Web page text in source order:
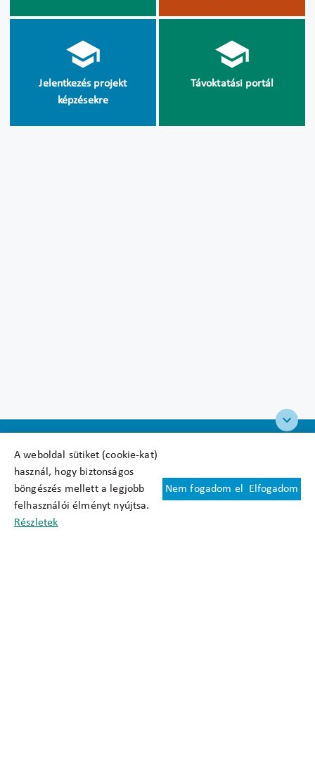
A weboldal sütiket (cookie-kat)
használ, hogy biztonságos
böngészés mellett a legjobb
felhasználói élményt nyújtsa.
Részletek
Nem fogadom el Elfogadom
Jelentkezés projekt
képzésekre
Távoktatási portál
Felhasználási feltételek